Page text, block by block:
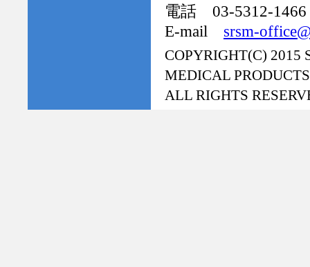
電話 03-5312-
E-mail srsm-
COPYRIGHT(C) 2015
MEDICAL
ALL RIGHTS